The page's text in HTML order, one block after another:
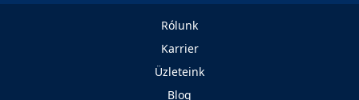
Rólunk
Karrier
Üzleteink
Blog